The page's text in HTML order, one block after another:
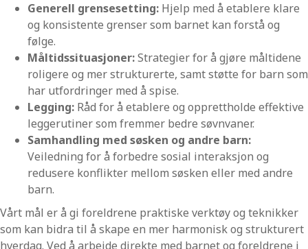
Generell grensesetting: Hjelp med å etablere klare
og konsistente grenser som barnet kan forstå og
følge.
Måltidssituasjoner:Strategier for å gjøre måltidene
roligere og mer strukturerte, samt støtte for barn som
har utfordringer med å spise.
Legging: Råd for å etablere og opprettholde effektive
leggerutiner som fremmer bedre søvnvaner.
Samhandling med søsken og andre barn:
Veiledning for å forbedre sosial interaksjon og
redusere konflikter mellom søsken eller med andre
barn.
Vårt mål er å gi foreldrene praktiske verktøy og teknikker
som kan bidra til å skape en mer harmonisk og strukturert
hverdag. Ved å arbeide direkte med barnet og foreldrene i